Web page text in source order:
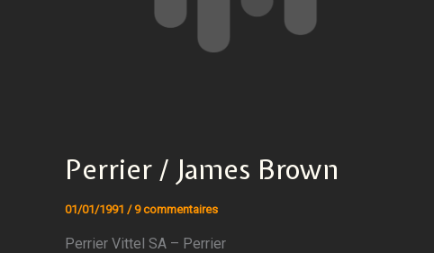
Perrier / James Brown
01/01/1991 /9 commentaires
Perrier Vittel SA – Perrier